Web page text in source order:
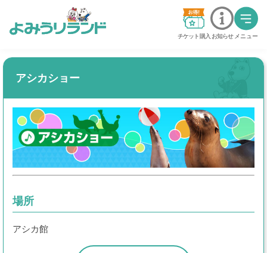
チケット購入 お知らせ メニュー
料金・チケット
交通アクセス
アトラクション
ステージショー
アシカショー
場所
アシカ館